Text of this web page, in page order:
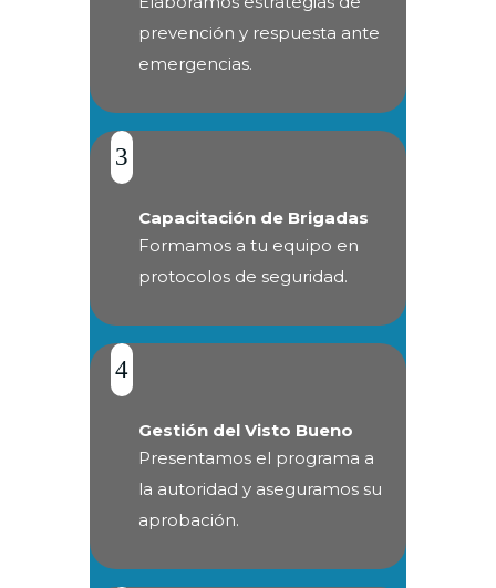
prevención y respuesta ante
emergencias.
3
Capacitación de Brigadas
Formamos a tu equipo en
protocolos de seguridad.
4
Gestión del Visto Bueno
Presentamos el programa a
la autoridad y aseguramos su
aprobación.